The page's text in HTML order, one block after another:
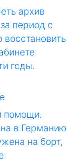
архив
период с
годы.
помощи.
в Германию
на борт,